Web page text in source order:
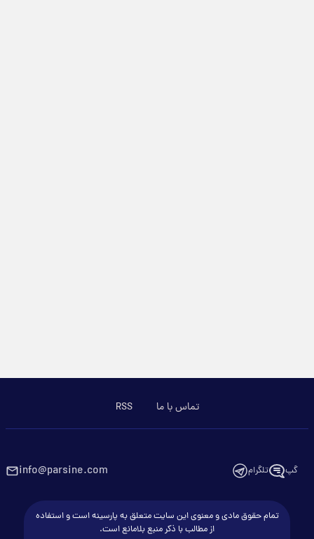
تماس با ما RSS
گپ تلگرام info@parsine.com
تمام حقوق مادی و معنوی این سایت متعلق به پارسینه است و استفاده
از مطالب با ذکر منبع بلامانع است.